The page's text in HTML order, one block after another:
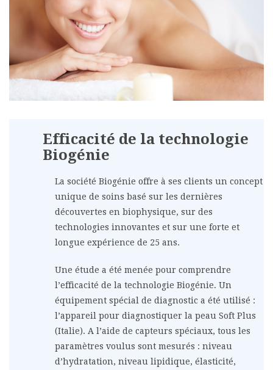
Efficacité de la technologie
Biogénie
La société Biogénie offre à ses clients un concept
unique de soins basé sur les dernières
découvertes en biophysique, sur des
technologies innovantes et sur une forte et
longue expérience de 25 ans.
Une étude a été menée pour comprendre
l’efficacité de la technologie Biogénie. Un
équipement spécial de diagnostic a été utilisé :
l’appareil pour diagnostiquer la peau Soft Plus
(Italie). A l’aide de capteurs spéciaux, tous les
paramètres voulus sont mesurés : niveau
d’hydratation, niveau lipidique, élasticité,